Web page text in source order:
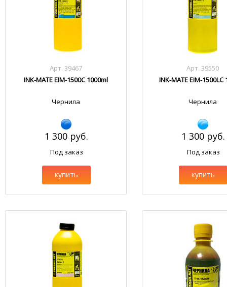
Арт. 39467
INK-MATE EIM-1500C 1000ml
Чернила
1 300 руб.
Под заказ
купить
Арт. 39550
INK-MATE EIM-1500LC
Чернила
1 300 руб.
Под заказ
купить